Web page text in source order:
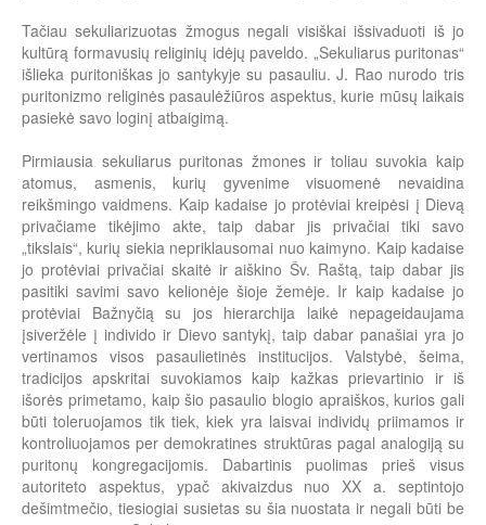
Tačiau sekuliarizuotas žmogus negali visiškai išsivaduoti iš jo
kultūrą formavusių religinių idėjų paveldo. „Sekuliarus puritonas“
išlieka puritoniškas jo santykyje su pasauliu. J. Rao nurodo tris
puritonizmo religinės pasaulėžiūros aspektus, kurie mūsų laikais
pasiekė savo loginį atbaigimą.
Pirmiausia sekuliarus puritonas žmones ir toliau suvokia kaip
atomus, asmenis, kurių gyvenime visuomenė nevaidina
reikšmingo vaidmens. Kaip kadaise jo protėviai kreipėsi į Dievą
privačiame tikėjimo akte, taip dabar jis privačiai tiki savo
„tikslais“, kurių siekia nepriklausomai nuo kaimyno. Kaip kadaise
jo protėviai privačiai skaitė ir aiškino Šv. Raštą, taip dabar jis
pasitiki savimi savo kelionėje šioje žemėje. Ir kaip kadaise jo
protėviai Bažnyčią su jos hierarchija laikė nepageidaujama
įsiveržėle į individo ir Dievo santykį, taip dabar panašiai yra jo
vertinamos visos pasaulietinės institucijos. Valstybė, šeima,
tradicijos apskritai suvokiamos kaip kažkas prievartinio ir iš
išorės primetamo, kaip šio pasaulio blogio apraiškos, kurios gali
būti toleruojamos tik tiek, kiek yra laisvai individų priimamos ir
kontroliuojamos per demokratines struktūras pagal analogiją su
puritonų kongregacijomis. Dabartinis puolimas prieš visus
autoriteto aspektus, ypač akivaizdus nuo XX a. septintojo
dešimtmečio, tiesiogiai susietas su šia nuostata ir negali būti be